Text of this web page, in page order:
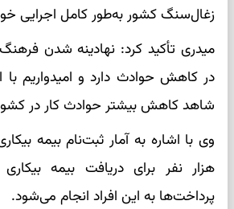
زغال‌سنگ کشور به‌طور کامل اجرایی
میدری تأکید کرد: نهادینه شدن
در کاهش حوادث دارد و امیدواریم با
شاهد کاهش بیشتر حوادث کار در
هزار نفر برای دریافت بیمه
پرداخت‌ها به این افراد انجام می‌شود.